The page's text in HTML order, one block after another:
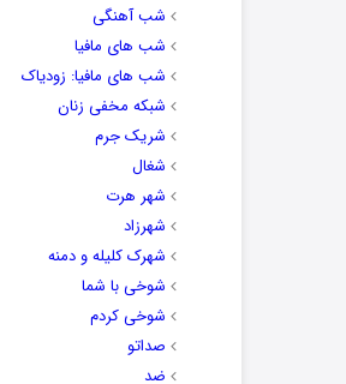
شب آهنگی
شب های مافیا
شب های مافیا: زودیاک
شبکه مخفی زنان
شریک جرم
شغال
شهر هرت
شهرزاد
شهرک کلیله و دمنه
شوخی با شما
شوخی کردم
صداتو
ضد